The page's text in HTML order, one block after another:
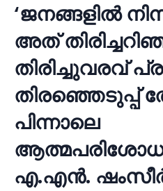
‘ജനങ്ങളിൽ
അത്
തിരിച്ചുവരവ്
തിരഞ്ഞെടുപ്പ്
പിന്നാലെ
എ.എൻ.